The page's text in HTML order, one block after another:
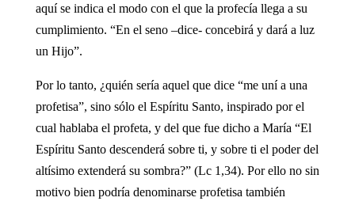
aquí se indica el modo con el que la profecía llega a su
cumplimiento. “En el seno –dice- concebirá y dará a luz
un Hijo”.
Por lo tanto, ¿quién sería aquel que dice “me uní a una
profetisa”, sino sólo el Espíritu Santo, inspirado por el
cual hablaba el profeta, y del que fue dicho a María “El
Espíritu Santo descenderá sobre ti, y sobre ti el poder del
altísimo extenderá su sombra?” (Lc 1,34). Por ello no sin
motivo bien podría denominarse profetisa también